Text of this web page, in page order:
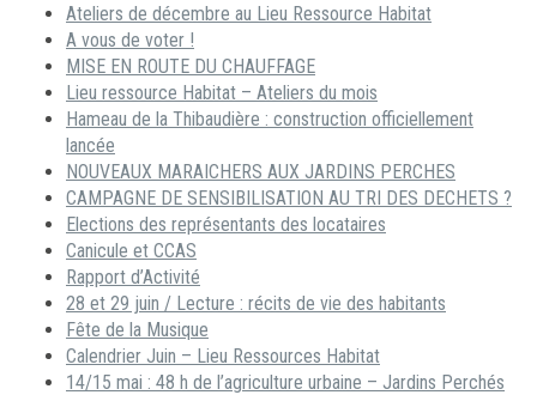
Ateliers de décembre au Lieu Ressource Habitat
A vous de voter !
MISE EN ROUTE DU CHAUFFAGE
Lieu ressource Habitat – Ateliers du mois
Hameau de la Thibaudière : construction officiellement
lancée
NOUVEAUX MARAICHERS AUX JARDINS PERCHES
CAMPAGNE DE SENSIBILISATION AU TRI DES DECHETS ?
Elections des représentants des locataires
Canicule et CCAS
Rapport d’Activité
28 et 29 juin / Lecture : récits de vie des habitants
Fête de la Musique
Calendrier Juin – Lieu Ressources Habitat
14/15 mai : 48 h de l’agriculture urbaine – Jardins Perchés